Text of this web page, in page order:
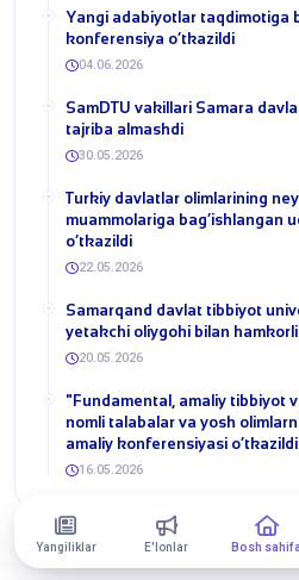
​Yangi adabiyotlar taqdimotiga
konferensiya o‘tkazildi
04.06.2026
SamDTU vakillari Samara
tajriba almashdi
30.05.2026
​Turkiy davlatlar olimlarining
muammolariga bag‘ishlangan
o‘tkazildi
22.05.2026
Samarqand davlat tibbiyot
yetakchi oliygohi bilan
20.05.2026
​"Fundamental, amaliy tibbiyot
nomli talabalar va yosh
amaliy konferensiyasi o‘tkazildi
16.05.2026
Yangiliklar E'lonlar Bosh sahifa